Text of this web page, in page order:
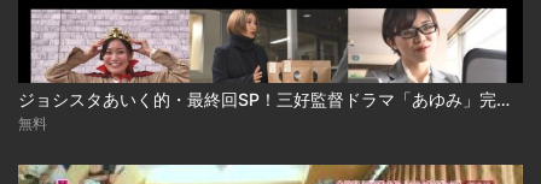
ジョシスタあいく的・最終回SP！三好監督ドラマ「あゆみ」完全版
無料